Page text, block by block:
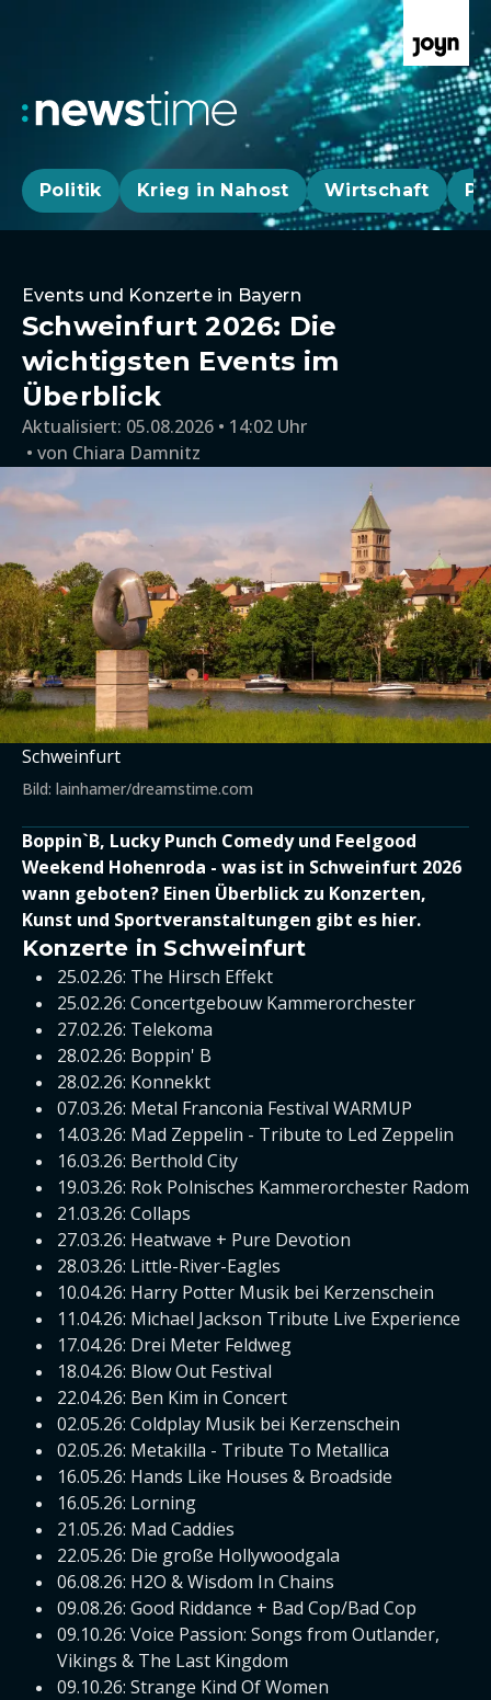
Politik Krieg in Nahost Wirtschaft
Events und Konzerte in Bayern
Schweinfurt 2026: Die
wichtigsten Events im
Überblick
Aktualisiert: 05.08.2026 • 14:02 Uhr
von Chiara Damnitz
Schweinfurt
Bild: lainhamer/dreamstime.com
Boppin`B, Lucky Punch Comedy und Feelgood
Weekend Hohenroda - was ist in Schweinfurt 2026
wann geboten? Einen Überblick zu Konzerten,
Kunst und Sportveranstaltungen gibt es hier.
Konzerte in Schweinfurt
25.02.26: The Hirsch Effekt
25.02.26: Concertgebouw Kammerorchester
27.02.26: Telekoma
28.02.26: Boppin' B
28.02.26: Konnekkt
07.03.26: Metal Franconia Festival WARMUP
14.03.26: Mad Zeppelin - Tribute to Led Zeppelin
16.03.26: Berthold City
19.03.26: Rok Polnisches Kammerorchester Radom
21.03.26: Collaps
27.03.26: Heatwave + Pure Devotion
28.03.26: Little-River-Eagles
10.04.26: Harry Potter Musik bei Kerzenschein
11.04.26: Michael Jackson Tribute Live Experience
17.04.26: Drei Meter Feldweg
18.04.26: Blow Out Festival
22.04.26: Ben Kim in Concert
02.05.26: Coldplay Musik bei Kerzenschein
02.05.26: Metakilla - Tribute To Metallica
16.05.26: Hands Like Houses & Broadside
16.05.26: Lorning
21.05.26: Mad Caddies
22.05.26: Die große Hollywoodgala
06.08.26: H2O & Wisdom In Chains
09.08.26: Good Riddance + Bad Cop/Bad Cop
09.10.26: Voice Passion: Songs from Outlander,
Vikings & The Last Kingdom
09.10.26: Strange Kind Of Women